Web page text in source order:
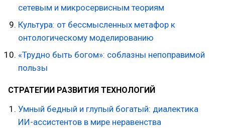
сетевым и микросервисным теориям
Культура: от бессмысленных метафор к
онтологическому моделированию
«Трудно быть богом»: соблазны непоправимой
пользы
СТРАТЕГИИ РАЗВИТИЯ ТЕХНОЛОГИЙ
Умный бедный и глупый богатый: диалектика
ИИ-ассистентов в мире неравенства